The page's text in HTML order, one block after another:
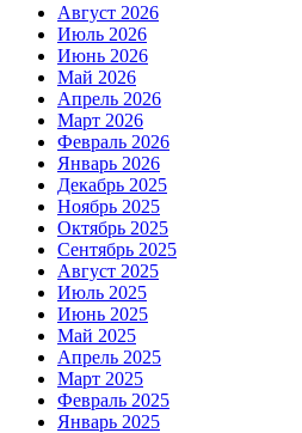
Август 2026
Июль 2026
Июнь 2026
Май 2026
Апрель 2026
Март 2026
Февраль 2026
Январь 2026
Декабрь 2025
Ноябрь 2025
Октябрь 2025
Сентябрь 2025
Август 2025
Июль 2025
Июнь 2025
Май 2025
Апрель 2025
Март 2025
Февраль 2025
Январь 2025